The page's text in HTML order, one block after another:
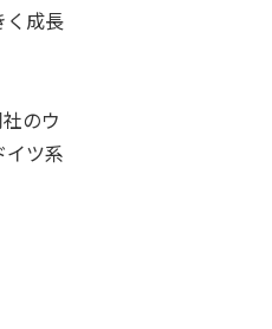
く成長
のウ
イツ系